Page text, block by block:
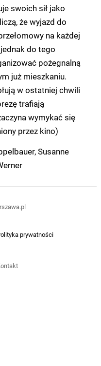
swoich sił jako
że wyjazd do
na każdej
do tego
pożegnalną
już mieszkaniu.
w ostatniej chwili
trafiają
wymykać się
przez kino)
Susanne
prywatności